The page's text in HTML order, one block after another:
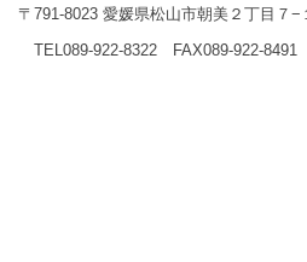
〒791-8023 愛媛県松山市朝美２丁目７−
TEL089-922-8322 FAX089-922-8491